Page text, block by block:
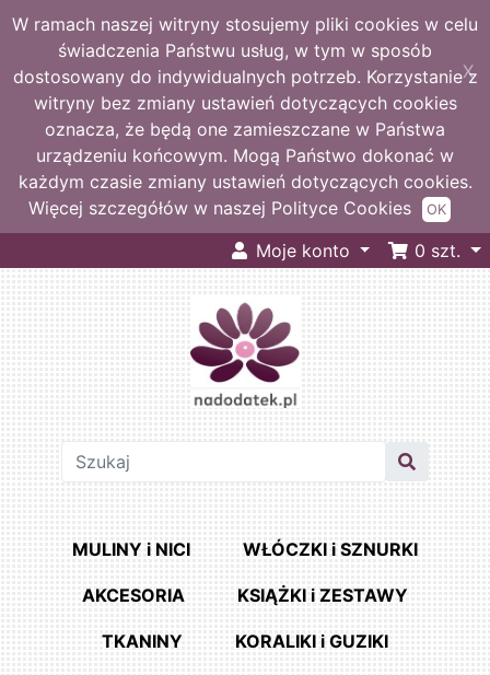
W ramach naszej witryny stosujemy pliki cookies w celu
świadczenia Państwu usług, w tym w sposób
dostosowany do indywidualnych potrzeb. Korzystanie z
witryny bez zmiany ustawień dotyczących cookies
oznacza, że będą one zamieszczane w Państwa
urządzeniu końcowym. Mogą Państwo dokonać w
każdym czasie zmiany ustawień dotyczących cookies.
Więcej szczegółów w naszej Polityce Cookies
X
OK
Moje konto 0 szt.
MULINY i NICI WŁÓCZKI i SZNURKI
AKCESORIA KSIĄŻKI i ZESTAWY
TKANINY KORALIKI i GUZIKI